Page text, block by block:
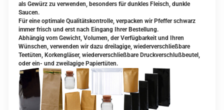
als Gewürz zu verwenden, besonders für dunkles Fleisch, dunkle
Saucen.
Für eine optimale Qualitätskontrolle, verpacken wir Pfeffer schwarz
immer frisch und erst nach Eingang Ihrer Bestellung.
Abhängig vom Gewicht, Volumen, der Verfügbarkeit und Ihren
Wünschen, verwenden wir dazu dreilagige, wiederverschließbare
Teetüten, Korkengläser, wiederverschließbare Druckverschlußbeutel,
oder ein- und zweilagige Papiertüten.